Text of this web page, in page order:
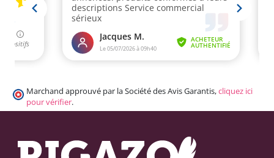
Marchand approuvé par la Société des Avis Garantis,cliquez ici
pour vérifier.